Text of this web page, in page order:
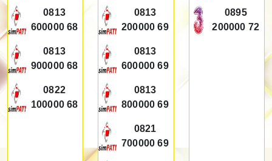
0813
600000 68
0813
900000 68
0822
100000 68
0813
200000 69
0813
600000 69
0813
800000 69
0821
700000 69
0895
200000 72